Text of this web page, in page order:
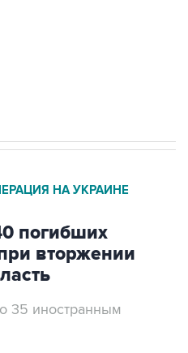
НА УКРАИНЕ
погибших
вторжении
35 иностранным